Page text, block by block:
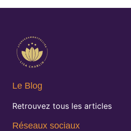
Le Blog
Retrouvez tous les articles
Réseaux sociaux